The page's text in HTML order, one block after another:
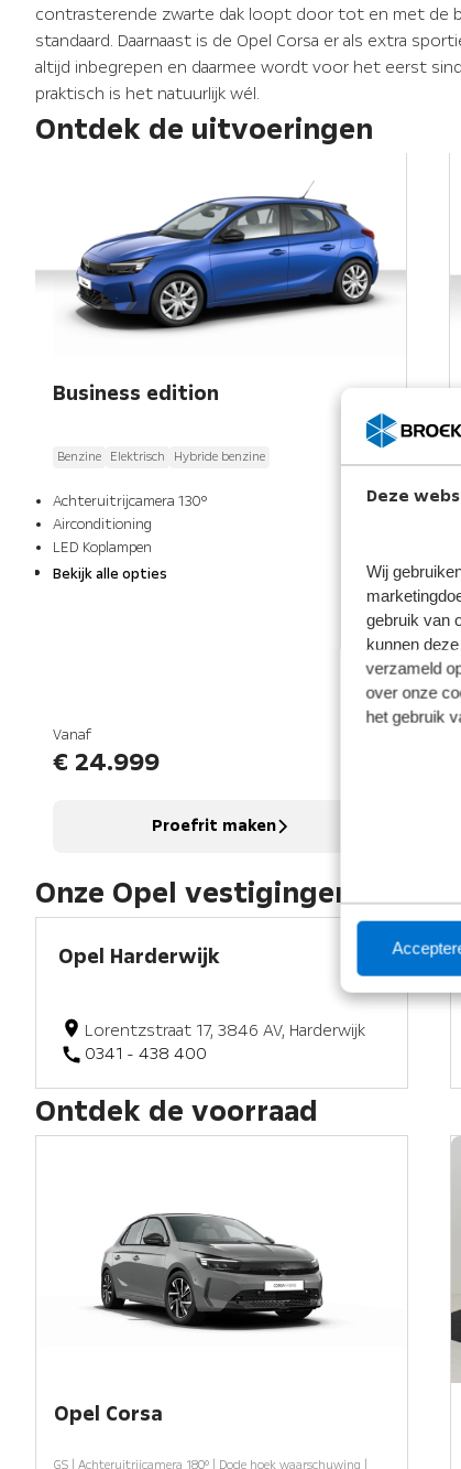
Deze
Wij
gebruik van
kunnen
verzameld
over onze
het gebruik
contrasterende zwarte dak loopt door tot en met de
standaard. Daarnaast is de Opel Corsa er als extra
altijd inbegrepen en daarmee wordt voor het eerst
praktisch is het natuurlijk wél.
Ontdek de uitvoeringen
Business edition
Benzine Elektrisch Hybride benzine
Achteruitrijcamera 130°
Airconditioning
LED Koplampen
Bekijk alle opties
Vanaf
€ 24.999
Proefrit maken
Onze Opel vestigingen
Opel Harderwijk
Lorentzstraat 17, 3846 AV, Harderwijk
0341 - 438 400
Ontdek de voorraad
Opel Corsa
GS | Achteruitrijcamera 180° | Dode hoek waarschuwing |